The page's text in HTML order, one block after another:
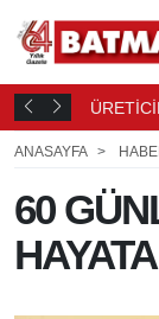
ANASAYFA
60